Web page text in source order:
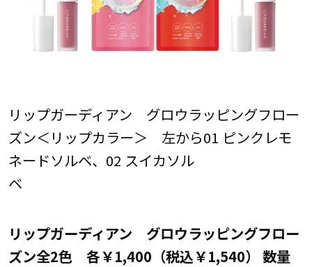
リップガーディアン グロウラッピングフロー
ズン＜リップカラー＞ 左から01 ピンクレモ
ネードソルベ、02 スイカソル
ベ
リップガーディアン グロウラッピングフロー
ズン全2色 各￥1,400（税込￥1,540） 数量